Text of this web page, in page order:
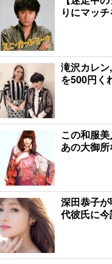
りにマッ
滝沢カレ
を500円く
この和服
あの大御所
深田恭子
代彼氏に今